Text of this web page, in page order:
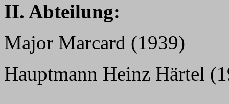
II. Abteilung:
Major Marcard (1939)
Hauptmann Heinz Härtel